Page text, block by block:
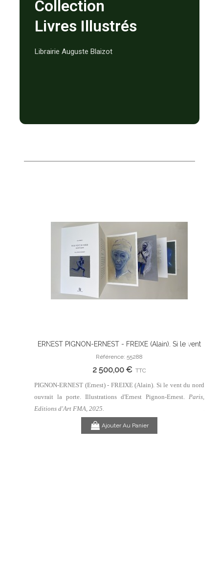
Collection
Livres Illustrés
Librairie Auguste Blaizot
Ajouter Au Panier
ERNEST PIGNON-ERNEST - FREIXE (Alain). Si le vent
du nord ouvrait la porte. Illustrations d'Ernest Pignon-
Ernest.
Référence: 55288
2 500,00 € TTC
PIGNON-ERNEST (Ernest) - FREIXE (Alain). Si le vent du nord
ouvrait la porte. Illustrations d'Ernest Pignon-Ernest. Paris,
Editions d'Art FMA, 2025.
Ajouter Au Panier